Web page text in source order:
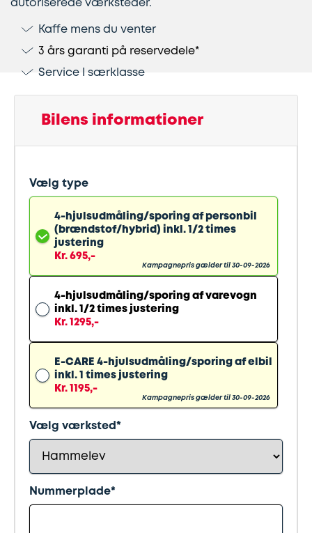
Lapning
af
dæk
Kobling
af
anhængertræk
Olieskift
Reparation
stenslag
Serviceeftersyn
hjulsudmåling
Støddæmpere
og
fjedre
Ladestandere
Vinterdæk
Stålfælge
Helårsdæk
Dækopbevaring
Guides
Helårsdæk
Kør
selv
ferie
og
reparation
Sikkerhed
Sommerdæk
Synstjek
Trailer
Vinterdæk
Bosch
Car
Service
Landbrug
autoriserede værksteder.
Kaffe mens du venter
3 års garanti på reservedele*
Service I særklasse
Bilens informationer
Vælg type
Kampagnepris gælder til 30-09-2026
4-hjulsudmåling/sporing af personbil
(brændstof/hybrid) inkl. 1/2 times
justering
Kr. 695,-
4-hjulsudmåling/sporing af varevogn
inkl. 1/2 times justering
Kr. 1295,-
Kampagnepris gælder til 30-09-2026
E-CARE 4-hjulsudmåling/sporing af elbil
inkl. 1 times justering
Kr. 1195,-
Vælg værksted*
Nummerplade*